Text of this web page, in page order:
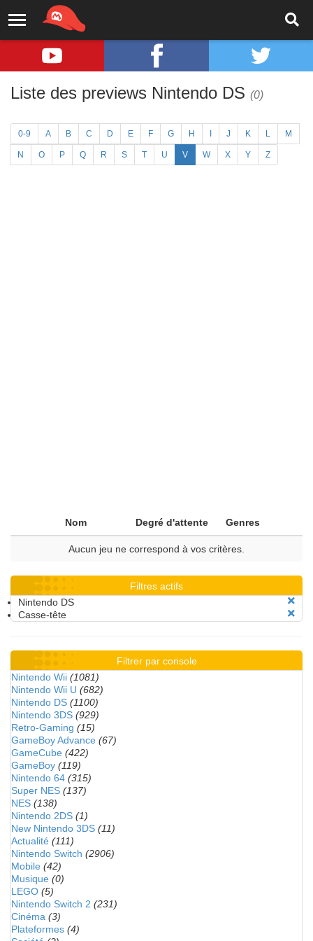
Liste des previews Nintendo DS (0)
0-9 A B C D E F G H J K L M
N O P Q R S T U V W X Y Z
Nom Degré d'attente Genres
Aucun jeu ne correspond à vos critères.
Filtres actifs
Nintendo DS
Casse-tête
Filtrer par console
Nintendo Wii (1081)
Nintendo Wii U (682)
Nintendo DS (1100)
Nintendo 3DS (929)
Retro-Gaming (15)
GameBoy Advance (67)
GameCube (422)
GameBoy (119)
Nintendo 64 (315)
Super NES (137)
NES (138)
Nintendo 2DS (1)
New Nintendo 3DS (11)
Actualité (111)
Nintendo Switch (2906)
Mobile (42)
Musique (0)
LEGO (5)
Nintendo Switch 2 (231)
Cinéma (3)
Plateformes (4)